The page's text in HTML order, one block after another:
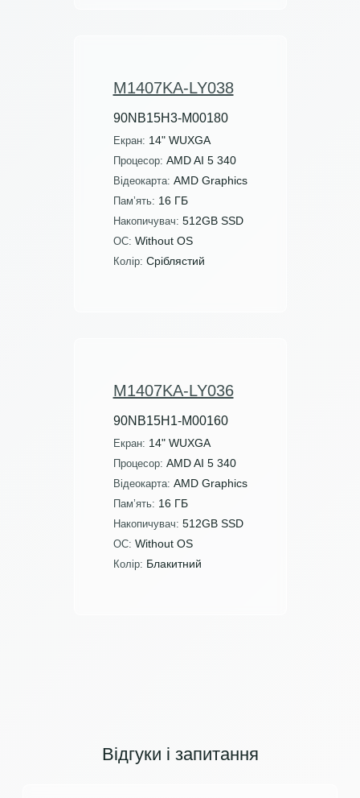
M1407KA-LY038
90NB15H3-M00180
Екран: 14" WUXGA
Процесор: AMD AI 5 340
Відеокарта: AMD Graphics
Пам’ять: 16 ГБ
Накопичувач: 512GB SSD
ОС: Without OS
Колір: Сріблястий
M1407KA-LY036
90NB15H1-M00160
Екран: 14" WUXGA
Процесор: AMD AI 5 340
Відеокарта: AMD Graphics
Пам’ять: 16 ГБ
Накопичувач: 512GB SSD
ОС: Without OS
Колір: Блакитний
Відгуки і запитання